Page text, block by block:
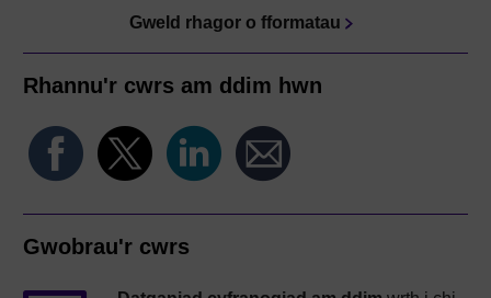
Gweld rhagor o fformatau
Rhannu'r cwrs am ddim hwn
Gwobrau'r cwrs